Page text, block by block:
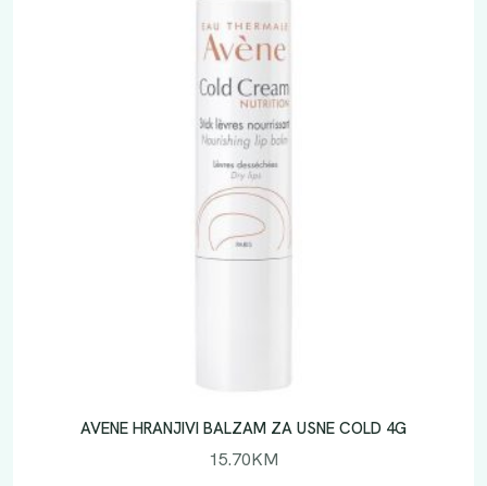
AVENE HRANJIVI BALZAM ZA USNE COLD 4G
15.70KM